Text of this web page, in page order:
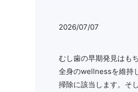
2026/07/07
むし歯の早期発見はも
全身のwellnessを維持
掃除に該当します。そ